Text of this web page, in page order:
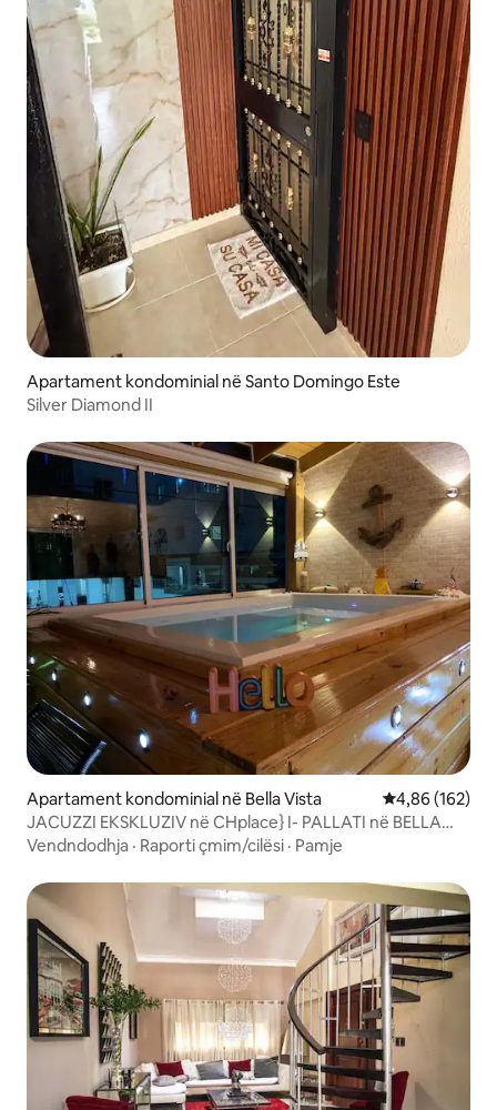
Apartament kondominial në Santo Domingo Este
Silver Diamond II
Apartament kondominial në Bella Vista Vlerësimi
4,86 (162)
JACUZZI EKSKLUZIV në CHplace} I- PALLATI në BELLA
VISTA
Vendndodhja · Raporti çmim/cilësi · Pamje